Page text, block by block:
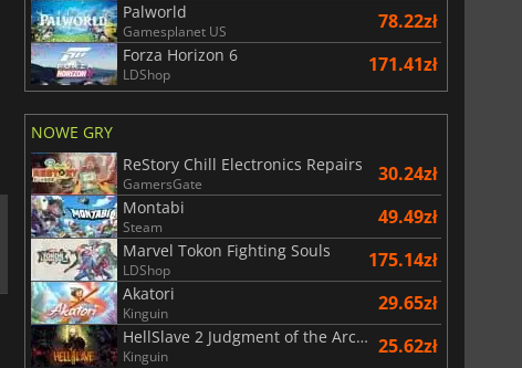
Palworld
Gamesplanet US 78.22zł
Forza Horizon 6
LDShop 171.41zł
NOWE GRY
ReStory Chill Electronics Repairs
GamersGate 30.24zł
Montabi
Steam 49.49zł
Marvel Tokon Fighting Souls
LDShop 175.14zł
Akatori
Kinguin 29.65zł
HellSlave 2 Judgment of the Archon
Kinguin 25.62zł